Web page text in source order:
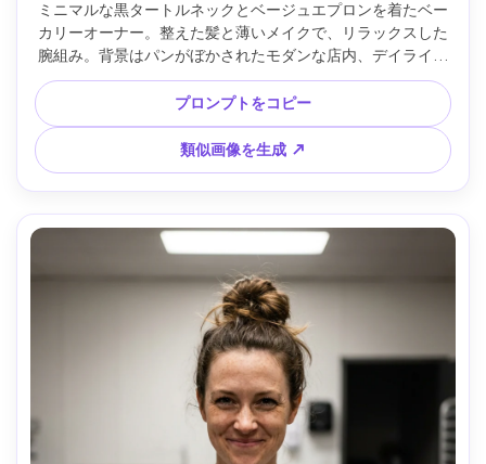
ミニマルな黒タートルネックとベージュエプロンを着たベー
カリーオーナー。整えた髪と薄いメイクで、リラックスした
腕組み。背景はパンがぼかされたモダンな店内、デイライト
バランスのソフトボックス、Fujifilm GFX 100S 110mm f/2、
4:5半身構図、鮮明なディテール、ナチュラルな肌、プロ仕上
げの色調 --ar 4:5
プロンプトをコピー
類似画像を生成 ↗